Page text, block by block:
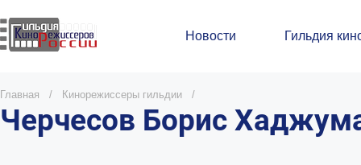
Новости Гильдия
Главная / Кинорежиссеры гильдии /
Черчесов Борис